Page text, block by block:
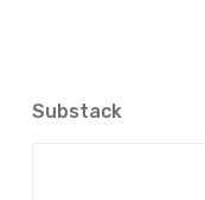
Substack